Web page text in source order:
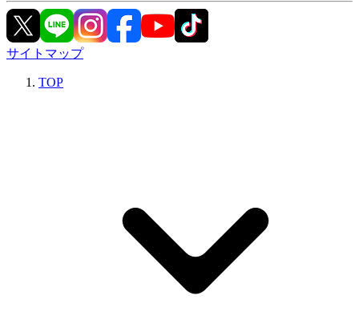
サイトマップ
TOP